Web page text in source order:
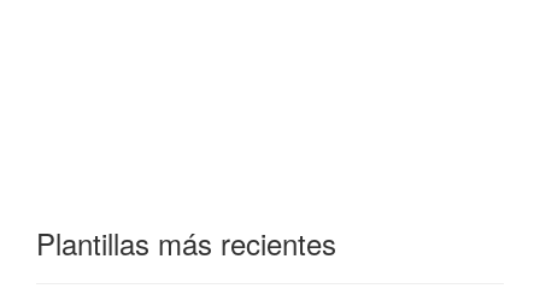
Plantillas más recientes